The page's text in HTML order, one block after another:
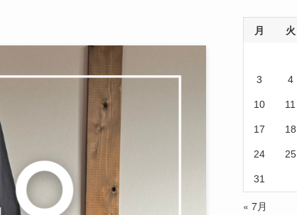
月 火
3 4
10 11
17 18
24 25
31
« 7月